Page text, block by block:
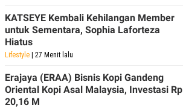
KATSEYE Kembali Kehilangan Member
untuk Sementara, Sophia Laforteza
Hiatus
Lifestyle | 27 Menit lalu
Erajaya (ERAA) Bisnis Kopi Gandeng
Oriental Kopi Asal Malaysia, Investasi Rp
20,16 M